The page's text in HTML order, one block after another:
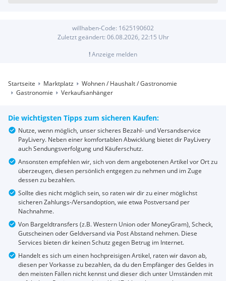
willhaben-Code: 1625190602
Zuletzt geändert: 06.08.2026, 22:15 Uhr
!Anzeige melden
Startseite Marktplatz
Wohnen / Haushalt / Gastronomie
Gastronomie
Verkaufsanhänger
Die wichtigsten Tipps zum sicheren Kaufen:
Nutze, wenn möglich, unser sicheres Bezahl- und Versandservice
PayLivery. Neben einer komfortablen Abwicklung bietet dir PayLivery
auch Sendungsverfolgung und Käuferschutz.
Ansonsten empfehlen wir, sich von dem angebotenen Artikel vor Ort zu
überzeugen, diesen persönlich entgegen zu nehmen und im Zuge
dessen zu bezahlen.
Sollte dies nicht möglich sein, so raten wir dir zu einer möglichst
sicheren Zahlungs-/Versandoption, wie etwa Postversand per
Nachnahme.
Von Bargeldtransfers (z.B. Western Union oder MoneyGram), Scheck,
Gutscheinen oder Geldversand via Post Abstand nehmen. Diese
Services bieten dir keinen Schutz gegen Betrug im Internet.
Handelt es sich um einen hochpreisigen Artikel, raten wir davon ab,
diesen per Vorkasse zu bezahlen, da du den Empfänger des Geldes in
den meisten Fällen nicht kennst und dieser dich unter Umständen mit